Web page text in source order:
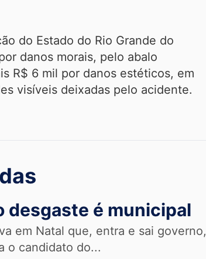
do Estado do Rio Grande do
danos morais, pelo abalo
R$ 6 mil por danos estéticos, em
visíveis deixadas pelo acidente.
desgaste é municipal
em Natal que, entra e sai governo,
o candidato do...